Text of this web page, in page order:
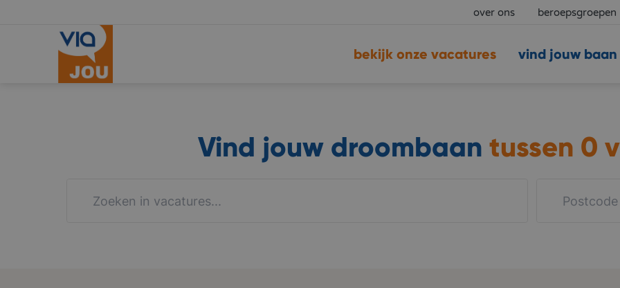
over ons beroepsgroepen
vind jouw baan
bekijk onze vacatures
Vind jouw droombaan tussen 0